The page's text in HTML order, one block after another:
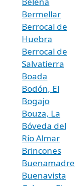
Bermellar
Berrocal de
Huebra
Berrocal de
Salvatierra
Boada
Bodón, El
Bogajo
Bouza, La
Bóveda del
Río Almar
Brincones
Buenamadre
Buenavista